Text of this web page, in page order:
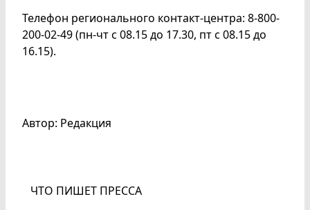
Телефон регионального контакт-центра: 8-800-
200-02-49 (пн-чт с 08.15 до 17.30, пт с 08.15 до
16.15).
Автор: Редакция
ЧТО ПИШЕТ ПРЕССА